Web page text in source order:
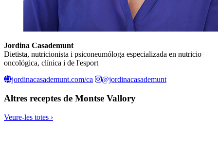
Jordina Casademunt
Dietista, nutricionista i psiconeumóloga especializada en nutricio
oncológica, clínica i de l'esport
jordinacasademunt.com/ca
@jordinacasademunt
Altres receptes de Montse Vallory
Veure-les totes ›